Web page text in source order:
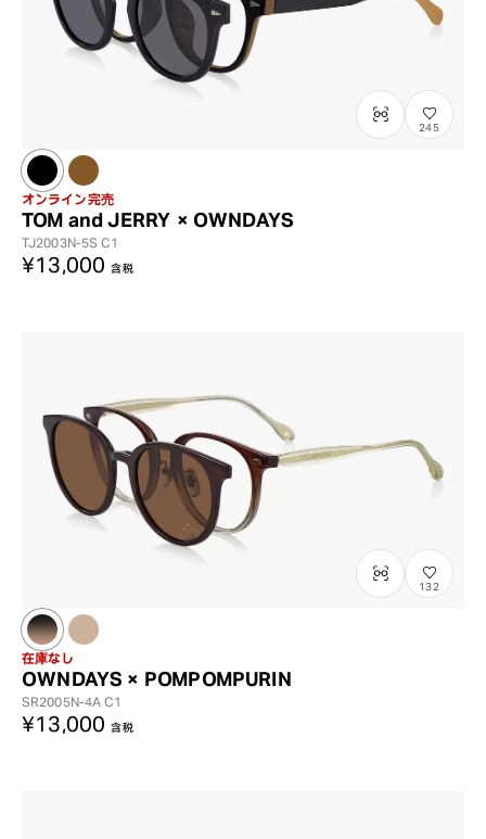
245
オンライン完売
TOM and JERRY × OWNDAYS
TJ2003N-5SC1
¥13,000 含税
132
在庫なし
OWNDAYS × POMPOMPURIN
SR2005N-4AC1
¥13,000 含税
?
+¥0